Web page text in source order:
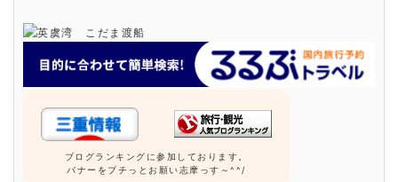
ブログランキングに参加しております。
バナーをプチっとお願い志摩っす～^^/